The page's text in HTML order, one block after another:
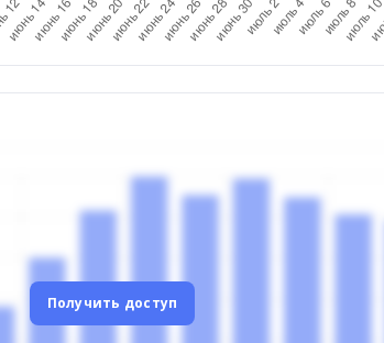
Получить доступ